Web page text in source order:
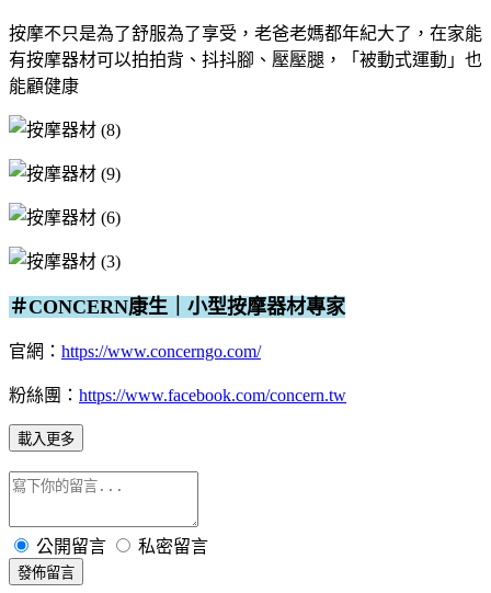
按摩不只是為了舒服為了享受，老爸老媽都年紀大了，在家能
有按摩器材可以拍拍背、抖抖腳、壓壓腿，「被動式運動」也
能顧健康
＃CONCERN康生｜小型按摩器材專家
官網： https://www.concerngo.com/
粉絲團： https://www.facebook.com/concern.tw
載入更多
公開留言 私密留言
發佈留言